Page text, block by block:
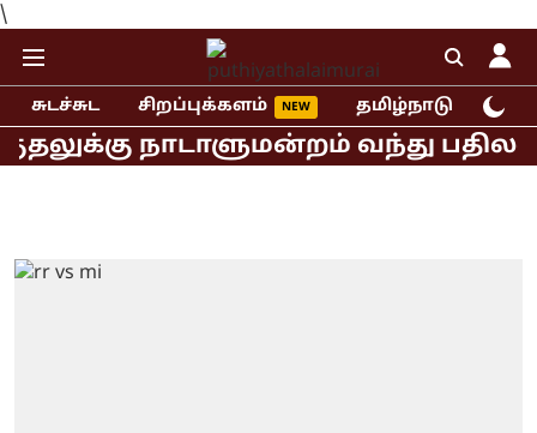
\
சுடச்சுட சிறப்புக்களம் தமிழ்நாடு
நாடாளுமன்றம் வந்து